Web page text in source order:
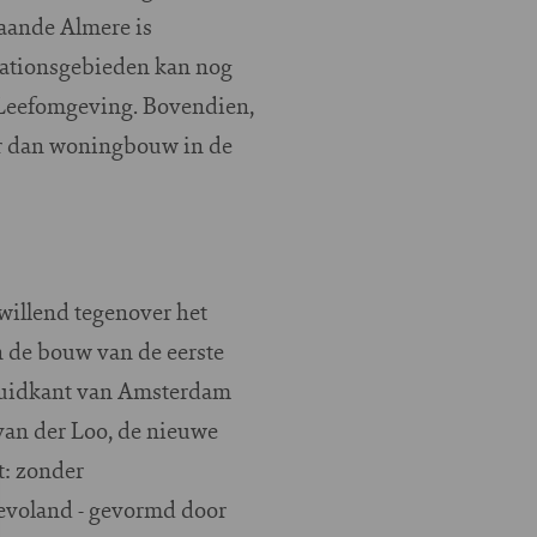
Almere is
kan nog
Bovendien,
woningbouw in de
tegenover het
bouw van de eerste
van Amsterdam
der Loo, de nieuwe
zonder
- gevormd door